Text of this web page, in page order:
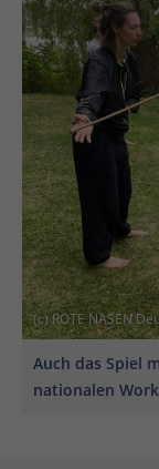
(c) ROTE NASEN
Auch das Spiel
nationalen